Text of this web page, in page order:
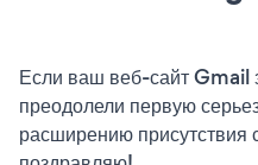
Если ваш веб-сайт Gmail
преодолели первую
расширению присутствия